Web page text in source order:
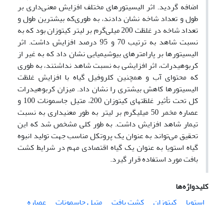
اضافه گردید. اثر الیسیتورهای مختلف افزایش معنی‌داری بر
طول و تعداد شاخه نشان دادند، به طوری‌که بیشترین طول و
تعداد شاخه در غلظت 200 میلی‌گرم بر لیتر کیتوزان بود که به
نسبت شاهد به ترتیب 70 و 95 درصد افزایش داشت. اثر
الیسیتورها بر پارامترهای بیوشیمیایی نشان داد که به غیر از
کربوهیدرات، اثر افزایشی به نسبت شاهد نداشتند، به طوری
که محتوای آب و همچنین کلروفیل گیاه با افزایش غلظت
الیسیتورها کاهش بیشتری را نشان داد. میزان کربوهیدرات
کل تحت تأثیر غلظتهای کیتوزان 200، متیل جاسمونات 100 و
عصاره مخمر 50 میلیگرم بر لیتر به طور معنیداری به نسبت
تیمار شاهد افزایش داشت. به طور کلی مشخص شد که این
تحقیق می‌تواند به عنوان یک پروتکل مناسب جهت تولید انبوه
گیاه استویا به عنوان یک گیاه اقتصادی مهم در شرایط کشت
بافت مورد استفاده قرار گیرد.
کلیدواژه‌ها
استویا
کیتوزان کشت بافت متیل جاسمونات
عصاره